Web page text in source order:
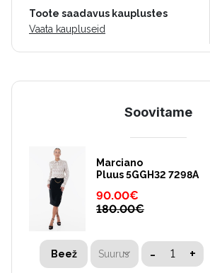
Toote saadavus kauplustes
Vaata kaupluseid
Soovitame
Marciano
Pluus 5GGH32 7298A
90.00€
180.00€
Beež Suurus - +